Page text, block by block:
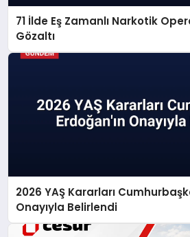
71 İlde Eş Zamanlı Narkotik
Gözaltı
2026 YAŞ Kararları
Onayıyla Belirlendi